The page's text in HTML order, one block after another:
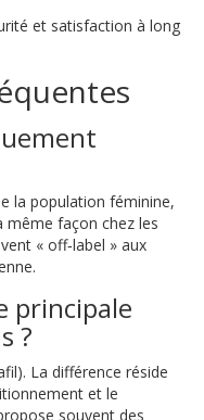
et satisfaction à long
la population féminine,
même façon chez les
« off‑label » aux
principale
?
La différence réside
et le
souvent des